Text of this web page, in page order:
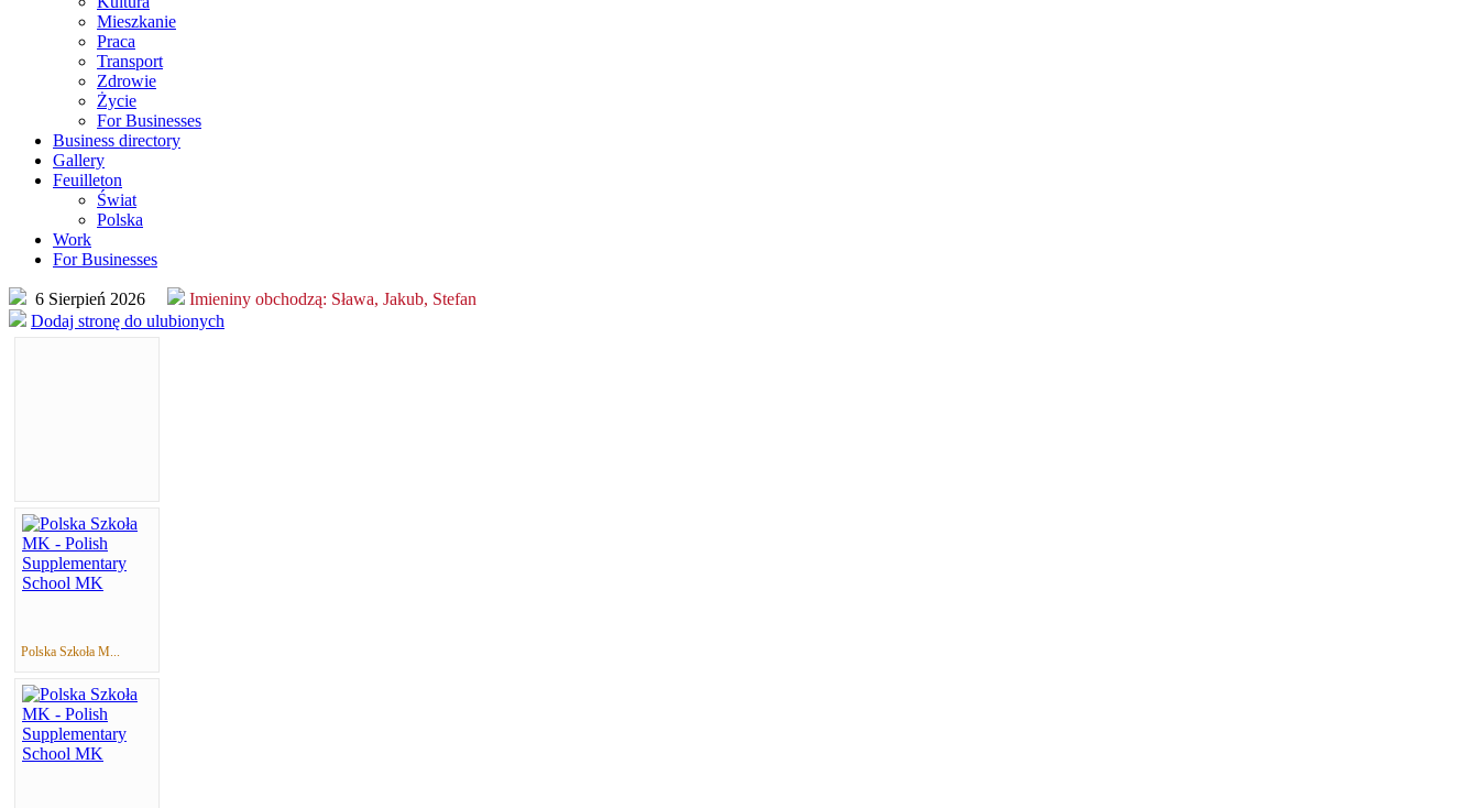
Mieszkanie
Praca
Transport
Zdrowie
Życie
For Businesses
Business directory
Gallery
Feuilleton
Świat
Polska
Work
For Businesses
6 Sierpień 2026 Imieniny obchodzą: Sława, Jakub, Stefan
Dodaj stronę do ulubionych
Polska Szkoła M...